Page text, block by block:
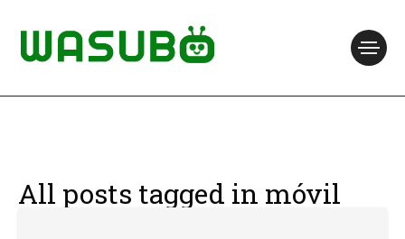
All posts tagged in móvil